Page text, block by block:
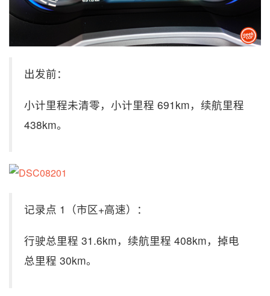
出发前：
小计里程未清零，小计里程 691km，续航里程
438km。
记录点 1（市区+高速）：
行驶总里程 31.6km，续航里程 408km，掉电
总里程 30km。